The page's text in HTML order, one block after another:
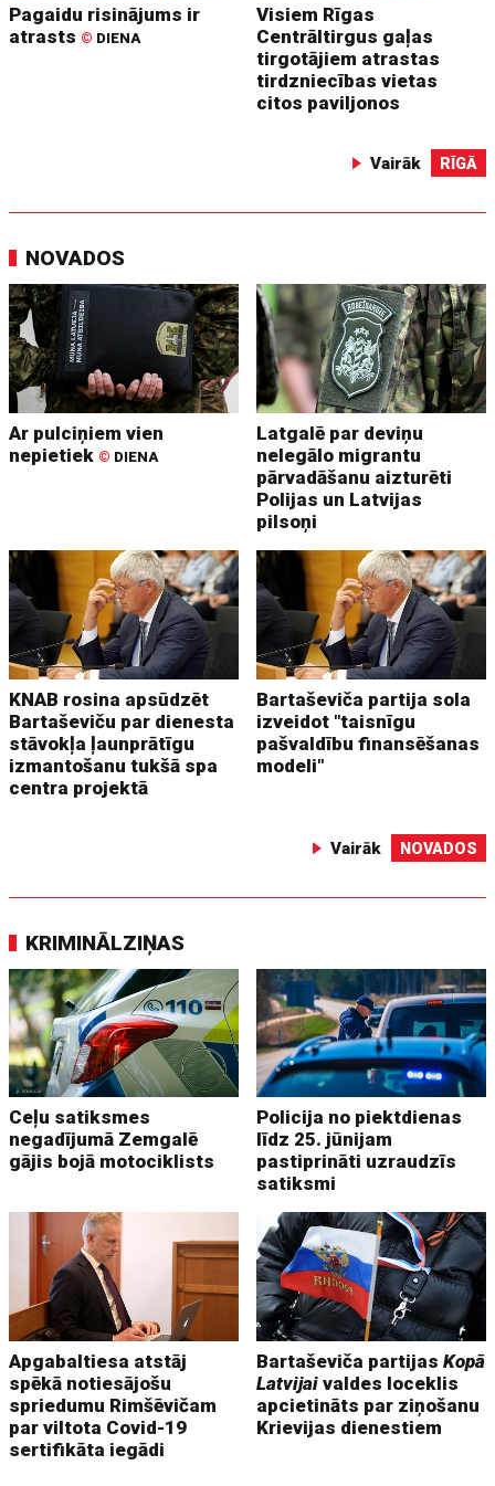
Pagaidu risinājums ir
atrasts © DIENA
Visiem Rīgas
Centrāltirgus gaļas
tirgotājiem atrastas
tirdzniecības vietas
citos paviljonos
Vairāk RĪGĀ
NOVADOS
Ar pulciņiem vien
nepietiek © DIENA
Latgalē par deviņu
nelegālo migrantu
pārvadāšanu aizturēti
Polijas un Latvijas
pilsoņi
KNAB rosina apsūdzēt
Bartaševiču par dienesta
stāvokļa ļaunprātīgu
izmantošanu tukšā spa
centra projektā
Bartaševiča partija sola
izveidot "taisnīgu
pašvaldību finansēšanas
modeli"
Vairāk NOVADOS
KRIMINĀLZIŅAS
Ceļu satiksmes
negadījumā Zemgalē
gājis bojā motociklists
Policija no piektdienas
līdz 25. jūnijam
pastiprināti uzraudzīs
satiksmi
Apgabaltiesa atstāj
spēkā notiesājošu
spriedumu Rimšēvičam
par viltota Covid-19
sertifikāta iegādi
Bartaševiča partijasKopā
Latvijai valdes loceklis
apcietināts par ziņošanu
Krievijas dienestiem